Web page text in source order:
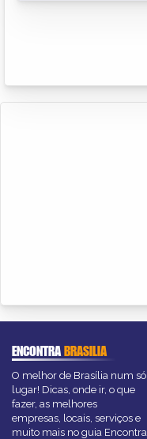
ENCONTRABRASILIA
O melhor de Brasília num só
lugar! Dicas, onde ir, o que
fazer, as melhores
empresas, locais, serviços e
muito mais no guia Encontra